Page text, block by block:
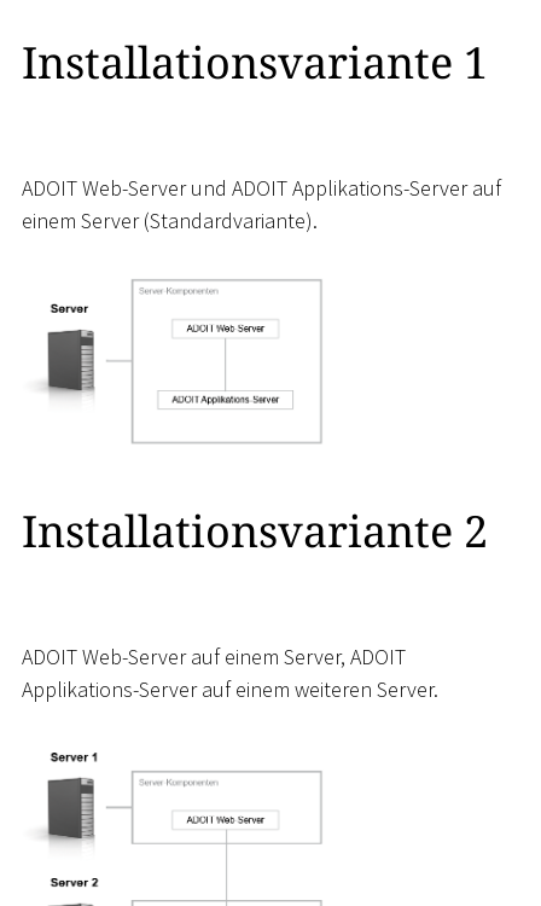
Installationsvariante 1
ADOIT Web-Server und ADOIT Applikations-Server auf
einem Server (Standardvariante).
Installationsvariante 2
ADOIT Web-Server auf einem Server, ADOIT
Applikations-Server auf einem weiteren Server.